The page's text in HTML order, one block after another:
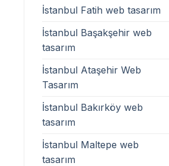
İstanbul Fatih web tasarım
İstanbul Başakşehir web
tasarım
İstanbul Ataşehir Web
Tasarım
İstanbul Bakırköy web
tasarım
İstanbul Maltepe web
tasarım